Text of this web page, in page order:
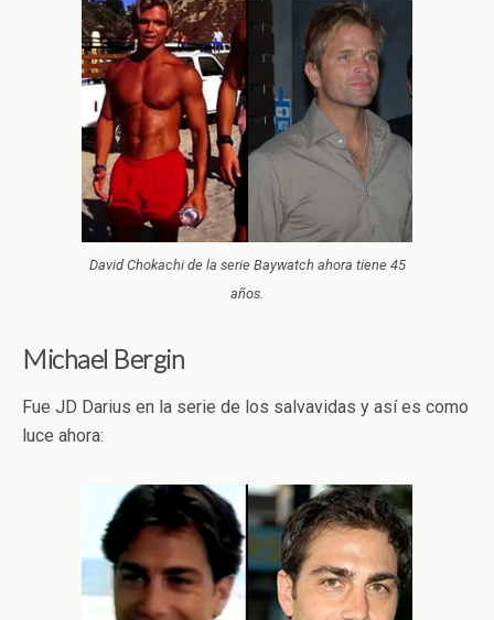
David Chokachi de la serie Baywatch ahora tiene 45
años.
Michael Bergin
Fue JD Darius en la serie de los salvavidas y así es como
luce ahora: